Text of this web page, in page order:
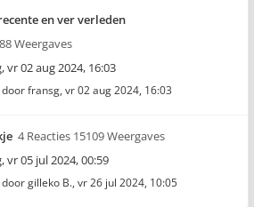
en ver verleden
Weergaves
,vr 02 aug 2024, 16:03
fransg, vr 02 aug 2024, 16:03
4 Reacties 15109 Weergaves
,vr 05 jul 2024, 00:59
gilleko B., vr 26 jul 2024, 10:05